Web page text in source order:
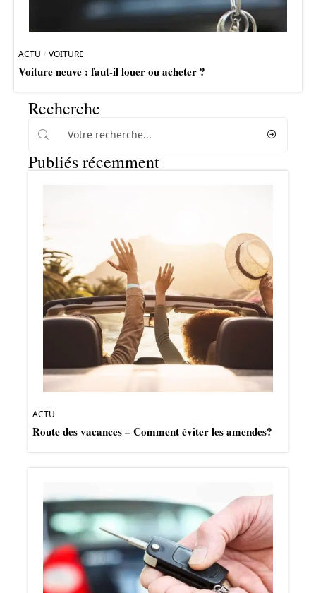
ACTU VOITURE
Voiture neuve : faut-il louer ou acheter ?
Recherche
Publiés récemment
ACTU
Route des vacances – Comment éviter les amendes?